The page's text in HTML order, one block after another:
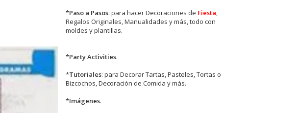
*Paso a Pasos: para hacer Decoraciones de Fiesta,
Regalos Originales, Manualidades y más, todo con
moldes y plantillas.
*Party Activities.
*Tutoriales: para Decorar Tartas, Pasteles, Tortas o
Bizcochos, Decoración de Comida y más.
*Imágenes.